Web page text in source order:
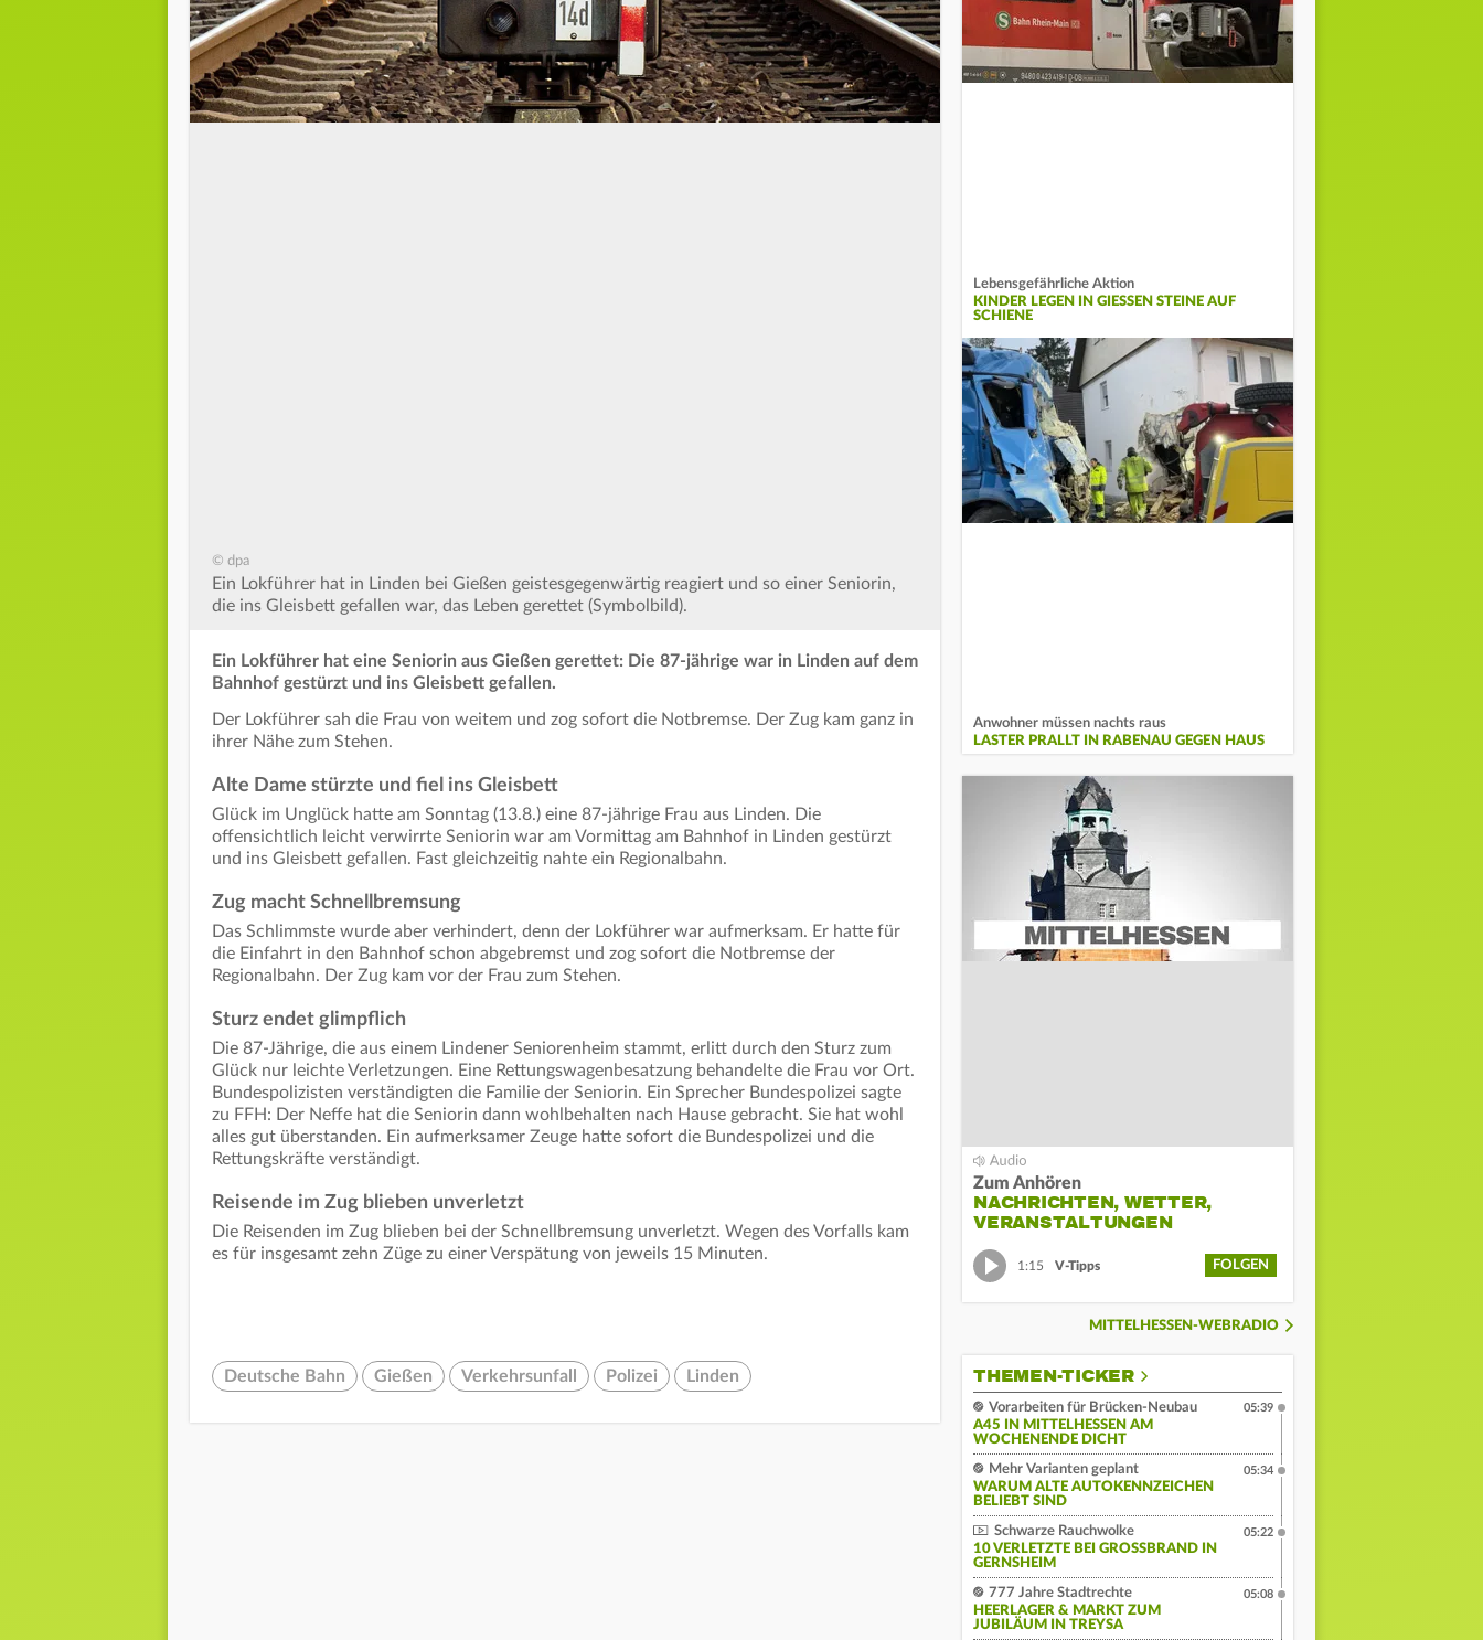
© dpa
Ein Lokführer hat in Linden bei Gießen geistesgegenwärtig reagiert und so einer Seniorin,
die ins Gleisbett gefallen war, das Leben gerettet (Symbolbild).
Ein Lokführer hat eine Seniorin aus Gießen gerettet: Die 87-jährige war in Linden auf dem
Bahnhof gestürzt und ins Gleisbett gefallen.
Der Lokführer sah die Frau von weitem und zog sofort die Notbremse. Der Zug kam ganz in
ihrer Nähe zum Stehen.
Alte Dame stürzte und fiel ins Gleisbett
Glück im Unglück hatte am Sonntag (13.8.) eine 87-jährige Frau aus Linden. Die
offensichtlich leicht verwirrte Seniorin war am Vormittag am Bahnhof in Linden gestürzt
und ins Gleisbett gefallen. Fast gleichzeitig nahte ein Regionalbahn.
Zug macht Schnellbremsung
Das Schlimmste wurde aber verhindert, denn der Lokführer war aufmerksam. Er hatte für
die Einfahrt in den Bahnhof schon abgebremst und zog sofort die Notbremse der
Regionalbahn. Der Zug kam vor der Frau zum Stehen.
Sturz endet glimpflich
Die 87-Jährige, die aus einem Lindener Seniorenheim stammt, erlitt durch den Sturz zum
Glück nur leichte Verletzungen. Eine Rettungswagenbesatzung behandelte die Frau vor Ort.
Bundespolizisten verständigten die Familie der Seniorin. Ein Sprecher Bundespolizei sagte
zu FFH: Der Neffe hat die Seniorin dann wohlbehalten nach Hause gebracht. Sie hat wohl
alles gut überstanden. Ein aufmerksamer Zeuge hatte sofort die Bundespolizei und die
Rettungskräfte verständigt.
Reisende im Zug blieben unverletzt
Die Reisenden im Zug blieben bei der Schnellbremsung unverletzt. Wegen des Vorfalls kam
es für insgesamt zehn Züge zu einer Verspätung von jeweils 15 Minuten.
Deutsche Bahn Gießen Verkehrsunfall Polizei Linden
Lebensgefährliche Aktion
KINDER LEGEN IN GIESSEN STEINE AUF S
CHIENE
Anwohner müssen nachts raus
LASTER PRALLT IN RABENAU GEGEN HAUS
Zum Anhören
NACHRICHTEN, WETTER,
VERANSTALTUNGEN
1:15 V-Tipps FOLGEN
MITTELHESSEN-WEBRADIO
THEMEN-TICKER
Vorarbeiten für Brücken-Neubau
A45 IN MITTELHESSEN AM
WOCHENENDE DICHT
05:39
Mehr Varianten geplant
WARUM ALTE AUTOKENNZEICHEN
BELIEBT SIND
05:34
Schwarze Rauchwolke
10 VERLETZTE BEI GROSSBRAND IN G
ERNSHEIM
05:22
777 Jahre Stadtrechte
HEERLAGER & MARKT ZUM
JUBILÄUM IN TREYSA
05:08